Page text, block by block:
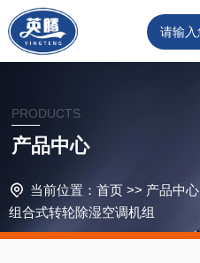
PRODUCTS
产品中心
当前位置： 首页 >> 产品中心
组合式转轮除湿空调机组